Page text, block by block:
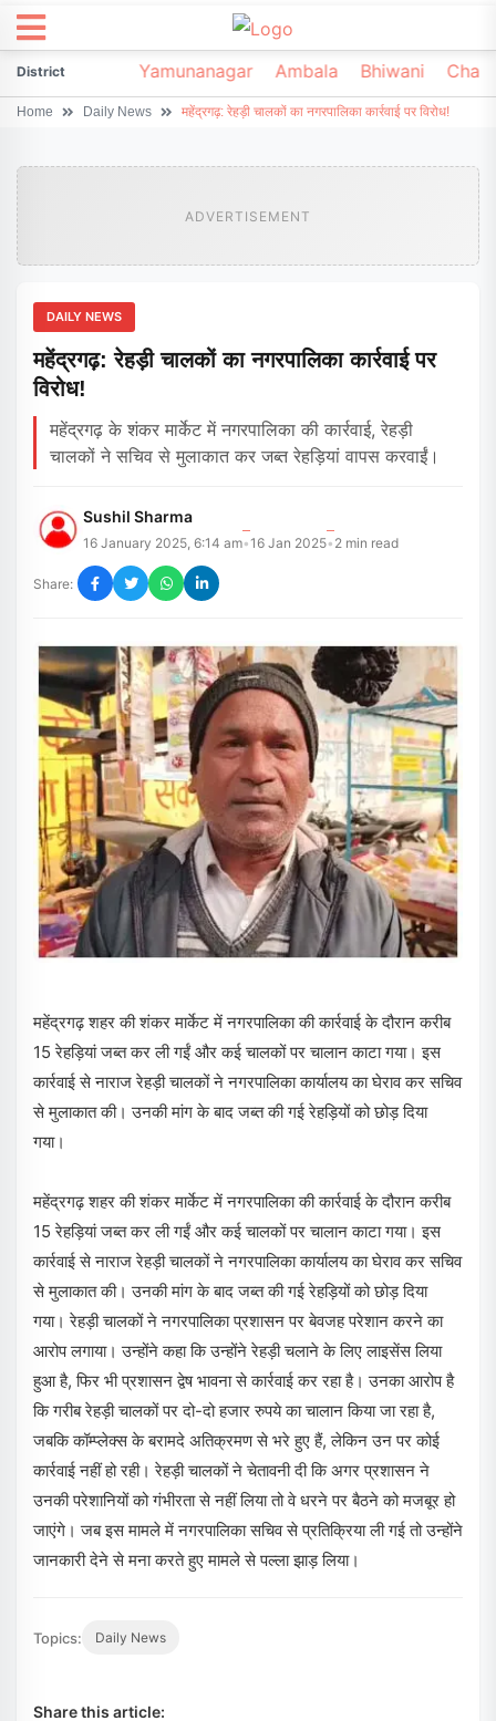
DistrictSonipat Yamunanagar Ambala Bhiwani
Home Daily News महेंद्रगढ़: रेहड़ी चालकों का नगरपालिका कार्रवाई पर विरोध!
ADVERTISEMENT
DAILY NEWS
महेंद्रगढ़: रेहड़ी चालकों का नगरपालिका कार्रवाई पर
विरोध!
महेंद्रगढ़ के शंकर मार्केट में नगरपालिका की कार्रवाई, रेहड़ी
चालकों ने सचिव से मुलाकात कर जब्त रेहड़ियां वापस करवाईं।
Sushil Sharma
16 January 2025, 6:14 am•16 Jan 2025• 2 min read
Share:
महेंद्रगढ़ शहर की शंकर मार्केट में नगरपालिका की कार्रवाई के दौरान करीब
15 रेहड़ियां जब्त कर ली गईं और कई चालकों पर चालान काटा गया। इस
कार्रवाई से नाराज रेहड़ी चालकों ने नगरपालिका कार्यालय का घेराव कर सचिव
से मुलाकात की। उनकी मांग के बाद जब्त की गई रेहड़ियों को छोड़ दिया
गया।
महेंद्रगढ़ शहर की शंकर मार्केट में नगरपालिका की कार्रवाई के दौरान करीब
15 रेहड़ियां जब्त कर ली गईं और कई चालकों पर चालान काटा गया। इस
कार्रवाई से नाराज रेहड़ी चालकों ने नगरपालिका कार्यालय का घेराव कर सचिव
से मुलाकात की। उनकी मांग के बाद जब्त की गई रेहड़ियों को छोड़ दिया
गया। रेहड़ी चालकों ने नगरपालिका प्रशासन पर बेवजह परेशान करने का
आरोप लगाया। उन्होंने कहा कि उन्होंने रेहड़ी चलाने के लिए लाइसेंस लिया
हुआ है, फिर भी प्रशासन द्वेष भावना से कार्रवाई कर रहा है। उनका आरोप है
कि गरीब रेहड़ी चालकों पर दो-दो हजार रुपये का चालान किया जा रहा है,
जबकि कॉम्प्लेक्स के बरामदे अतिक्रमण से भरे हुए हैं, लेकिन उन पर कोई
कार्रवाई नहीं हो रही। रेहड़ी चालकों ने चेतावनी दी कि अगर प्रशासन ने
उनकी परेशानियों को गंभीरता से नहीं लिया तो वे धरने पर बैठने को मजबूर हो
जाएंगे। जब इस मामले में नगरपालिका सचिव से प्रतिक्रिया ली गई तो उन्होंने
जानकारी देने से मना करते हुए मामले से पल्ला झाड़ लिया।
Topics: Daily News
Share this article: